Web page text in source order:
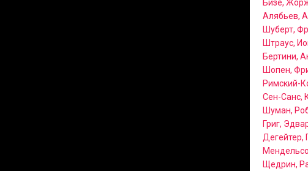
Бизе,
Алябьев,
Шуберт,
Штраус,
Бертини,
Шопен,
Римский-
Сен-Санс,
Шуман,
Григ,
Дегейтер,
Щедрин,